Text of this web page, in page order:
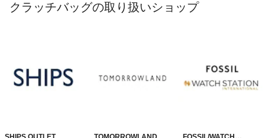
クラッチバッグの取り扱いショップ